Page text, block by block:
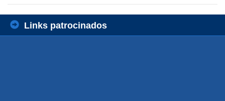
Links patrocinados